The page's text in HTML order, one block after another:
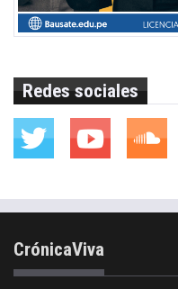
Redes sociales
CrónicaViva